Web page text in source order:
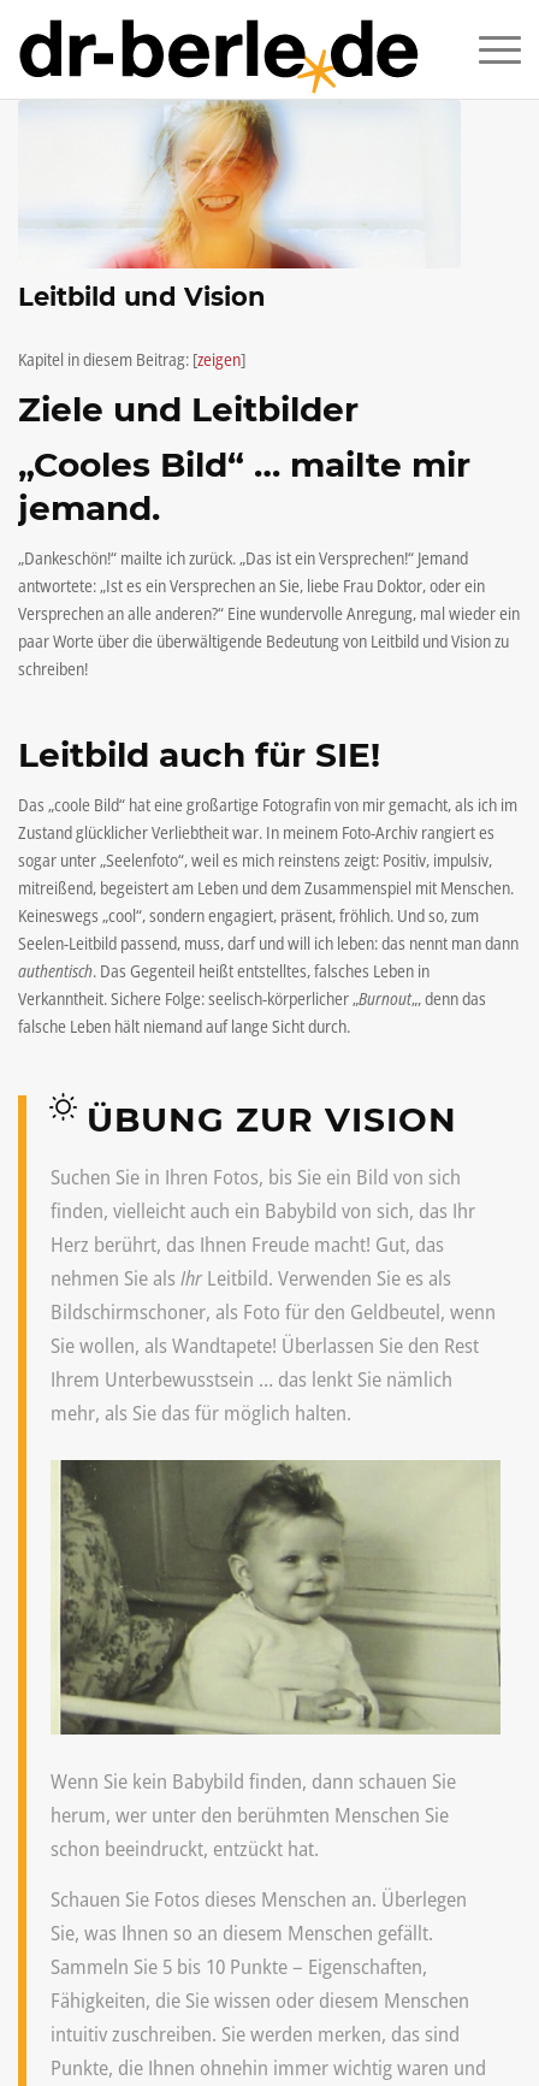
Leitbild und Vision
Kapitel in diesem Beitrag: [zeigen]
Ziele und Leitbilder
„Cooles Bild“ … mailte mir
jemand.
„Dankeschön!“ mailte ich zurück. „Das ist ein Versprechen!“ Jemand
antwortete: „Ist es ein Versprechen an Sie, liebe Frau Doktor, oder ein
Versprechen an alle anderen?“ Eine wundervolle Anregung, mal wieder ein
paar Worte über die überwältigende Bedeutung von Leitbild und Vision zu
schreiben!
Leitbild auch für SIE!
Das „coole Bild“ hat eine großartige Fotografin von mir gemacht, als ich im
Zustand glücklicher Verliebtheit war. In meinem Foto-Archiv rangiert es
sogar unter „Seelenfoto“, weil es mich reinstens zeigt: Positiv, impulsiv,
mitreißend, begeistert am Leben und dem Zusammenspiel mit Menschen.
Keineswegs „cool“, sondern engagiert, präsent, fröhlich. Und so, zum
Seelen-Leitbild passend, muss, darf und will ich leben: das nennt man dann
authentisch. Das Gegenteil heißt entstelltes, falsches Leben in
Verkanntheit. Sichere Folge: seelisch-körperlicher „Burnout„, denn das
falsche Leben hält niemand auf lange Sicht durch.
ÜBUNG ZUR VISION
Suchen Sie in Ihren Fotos, bis Sie ein Bild von sich
finden, vielleicht auch ein Babybild von sich, das Ihr
Herz berührt, das Ihnen Freude macht! Gut, das
nehmen Sie als Ihr Leitbild. Verwenden Sie es als
Bildschirmschoner, als Foto für den Geldbeutel, wenn
Sie wollen, als Wandtapete! Überlassen Sie den Rest
Ihrem Unterbewusstsein … das lenkt Sie nämlich
mehr, als Sie das für möglich halten.
Wenn Sie kein Babybild finden, dann schauen Sie
herum, wer unter den berühmten Menschen Sie
schon beeindruckt, entzückt hat.
Schauen Sie Fotos dieses Menschen an. Überlegen
Sie, was Ihnen so an diesem Menschen gefällt.
Sammeln Sie 5 bis 10 Punkte – Eigenschaften,
Fähigkeiten, die Sie wissen oder diesem Menschen
intuitiv zuschreiben. Sie werden merken, das sind
Punkte, die Ihnen ohnehin immer wichtig waren und